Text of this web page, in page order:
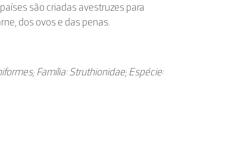
são criadas avestruzes para
dos ovos e das penas.
Família: Struthionidae; Espécie: